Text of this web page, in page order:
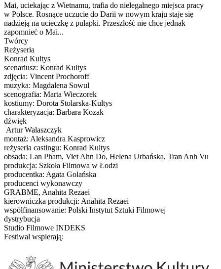
Mai, uciekając z Wietnamu, trafia do nielegalnego miejsca pracy
w Polsce. Rosnące uczucie do Darii w nowym kraju staje się
nadzieją na ucieczkę z pułapki. Przeszłość nie chce jednak
zapomnieć o Mai...
Twórcy
Reżyseria
Konrad Kultys
scenariusz: Konrad Kultys
zdjęcia: Vincent Prochoroff
muzyka: Magdalena Sowul
scenografia: Marta Wieczorek
kostiumy: Dorota Stolarska-Kultys
charakteryzacja: Barbara Kozak
dźwięk
Artur Walaszczyk
montaż: Aleksandra Kasprowicz
reżyseria castingu: Konrad Kultys
obsada: Lan Pham, Viet Ahn Do, Helena Urbańska, Tran Anh Vu
produkcja: Szkoła Filmowa w Łodzi
producentka: Agata Golańska
producenci wykonawczy
GRABME, Anahita Rezaei
kierowniczka produkcji: Anahita Rezaei
współfinansowanie: Polski Instytut Sztuki Filmowej
dystrybucja
Studio Filmowe INDEKS
Festiwal wspierają: